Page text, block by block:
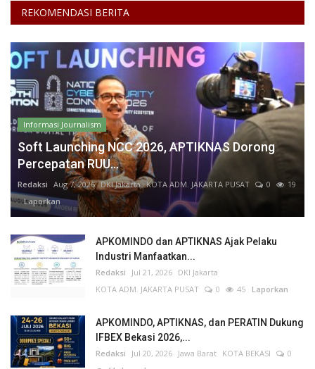
REKOMENDASI BERITA
Informasi Journalism
Soft Launching NCC 2026, APTIKNAS Dorong
Percepatan RUU...
Redaksi Aug 7, 2026 DKI Jakarta KOTA ADM. JAKARTA PUSAT 0
19
Laporkan
APKOMINDO dan APTIKNAS Ajak Pelaku
Industri Manfaatkan...
Redaksi Jul 21, 2026 DKI Jakarta
KOTA ADM. JAKARTA PUSAT
0 45 Laporkan
APKOMINDO, APTIKNAS, dan PERATIN Dukung
IFBEX Bekasi 2026,...
Redaksi Jul 20, 2026 Jawa Barat KOTA BEKASI
0